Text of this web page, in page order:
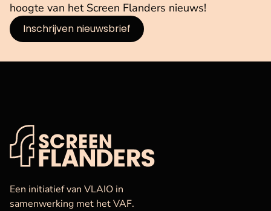
hoogte van het Screen Flanders nieuws!
Inschrijven nieuwsbrief
VAF
Een initiatief van VLAIO in
samenwerking met het VAF.